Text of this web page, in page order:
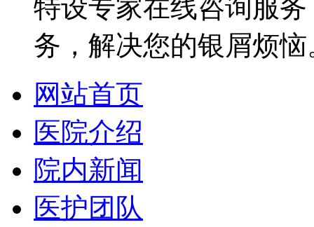
特设专家在线咨询服
务，解决您的银屑烦恼
网站首页
医院介绍
院内新闻
医护团队